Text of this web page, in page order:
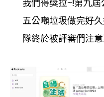
五公噸垃圾做完好
隊終於被評審們注